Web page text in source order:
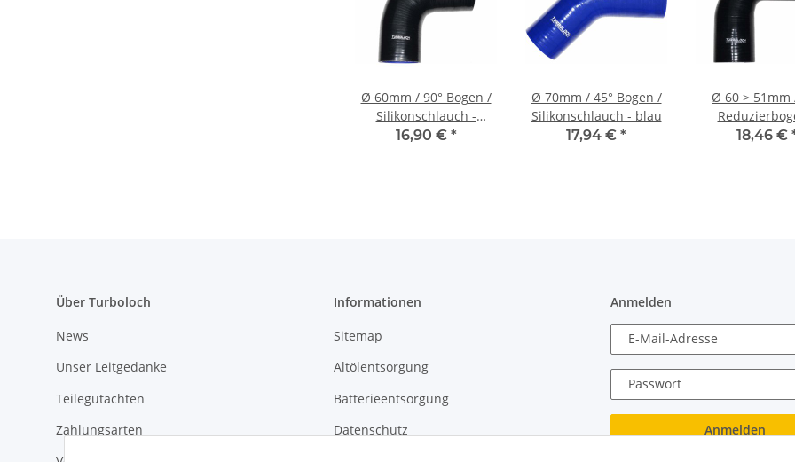
Ø 60mm / 90° Bogen /
Silikonschlauch -
schwarz
16,90 € *
Ø 70mm / 45° Bogen /
Silikonschlauch - blau
17,94 € *
Ø 60 > 51mm
18,46 €
Über Turboloch
News
Unser Leitgedanke
Teilegutachten
Zahlungsarten
Informationen
Sitemap
Altölentsorgung
Batterieentsorgung
Datenschutz
Anmelden
E-Mail-Adresse
Passwort
Anmelden